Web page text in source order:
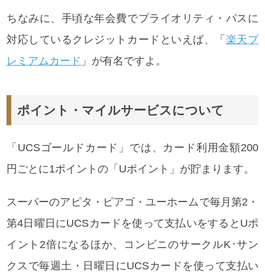
ちなみに、手頃な年会費でプライオリティ・パスに
対応しているクレジットカードといえば、「 楽天プ
レミアムカード 」が有名ですよ。
ポイント・マイルサービスについて
「UCSゴールドカード」では、カード利用金額200
円ごとに1ポイントの「Uポイント」が貯まります。
スーパーのアピタ・ピアゴ・ユーホームで毎月第2・
第4日曜日にUCSカードを使って支払いをするとUポ
イント2倍になるほか、コンビニのサークルK･サン
クスで毎週土・日曜日にUCSカードを使って支払い